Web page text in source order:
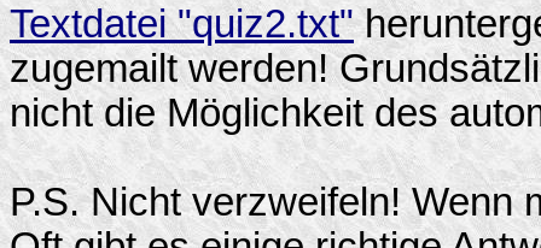
Textdatei "quiz2.txt"
zugemailt werden!
nicht die Möglichkeit des
P.S. Nicht verzweifeln! Wenn